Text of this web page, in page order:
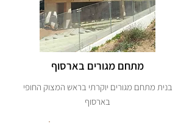
מתחם מגורים בארסוף
בנית מתחם מגורים יוקרתי בראש המצוק החופי
בארסוף